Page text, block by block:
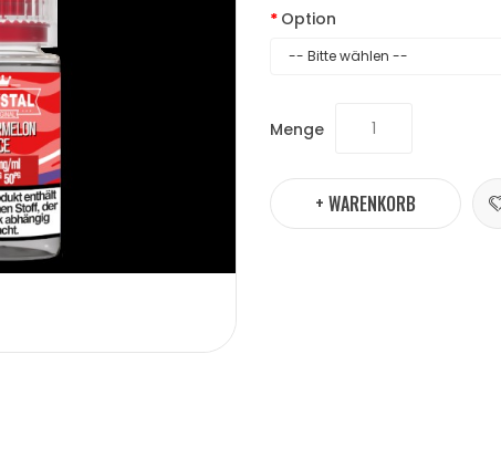
Option
Menge
+ WARENKORB